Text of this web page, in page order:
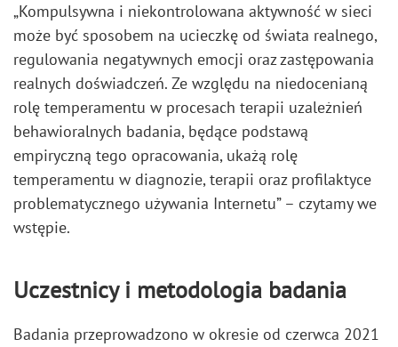
„Kompulsywna i niekontrolowana aktywność w sieci
może być sposobem na ucieczkę od świata realnego,
regulowania negatywnych emocji oraz zastępowania
realnych doświadczeń. Ze względu na niedocenianą
rolę temperamentu w procesach terapii uzależnień
behawioralnych badania, będące podstawą
empiryczną tego opracowania, ukażą rolę
temperamentu w diagnozie, terapii oraz profilaktyce
problematycznego używania Internetu” – czytamy we
wstępie.
Uczestnicy i metodologia badania
Badania przeprowadzono w okresie od czerwca 2021